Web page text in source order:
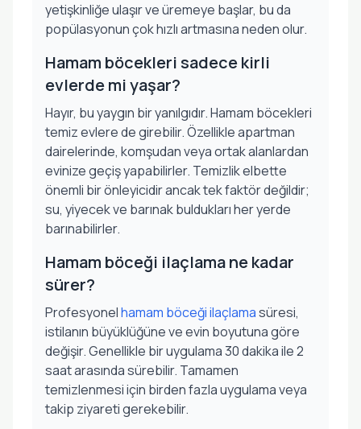
yetişkinliğe ulaşır ve üremeye başlar, bu da
popülasyonun çok hızlı artmasına neden olur.
Hamam böcekleri sadece kirli
evlerde mi yaşar?
Hayır, bu yaygın bir yanılgıdır. Hamam böcekleri
temiz evlere de girebilir. Özellikle apartman
dairelerinde, komşudan veya ortak alanlardan
evinize geçiş yapabilirler. Temizlik elbette
önemli bir önleyicidir ancak tek faktör değildir;
su, yiyecek ve barınak buldukları her yerde
barınabilirler.
Hamam böceği ilaçlama ne kadar
sürer?
Profesyonelhamam böceği ilaçlamasüresi,
istilanın büyüklüğüne ve evin boyutuna göre
değişir. Genellikle bir uygulama 30 dakika ile 2
saat arasında sürebilir. Tamamen
temizlenmesi için birden fazla uygulama veya
takip ziyareti gerekebilir.